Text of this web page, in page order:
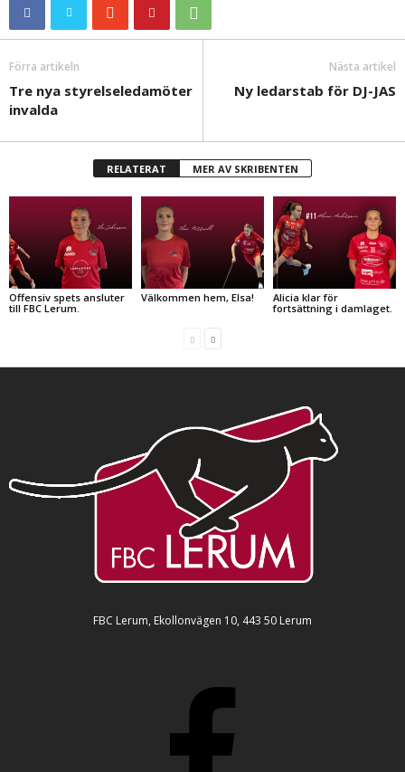
Förra artikeln
Tre nya styrelseledamöter
invalda
Nästa artikel
Ny ledarstab för DJ-JAS
RELATERAT MER AV SKRIBENTEN
Offensiv spets ansluter
till FBC Lerum.
Välkommen hem, Elsa!
Alicia klar för
fortsättning i damlaget.
FBC Lerum, Ekollonvägen 10, 443 50 Lerum